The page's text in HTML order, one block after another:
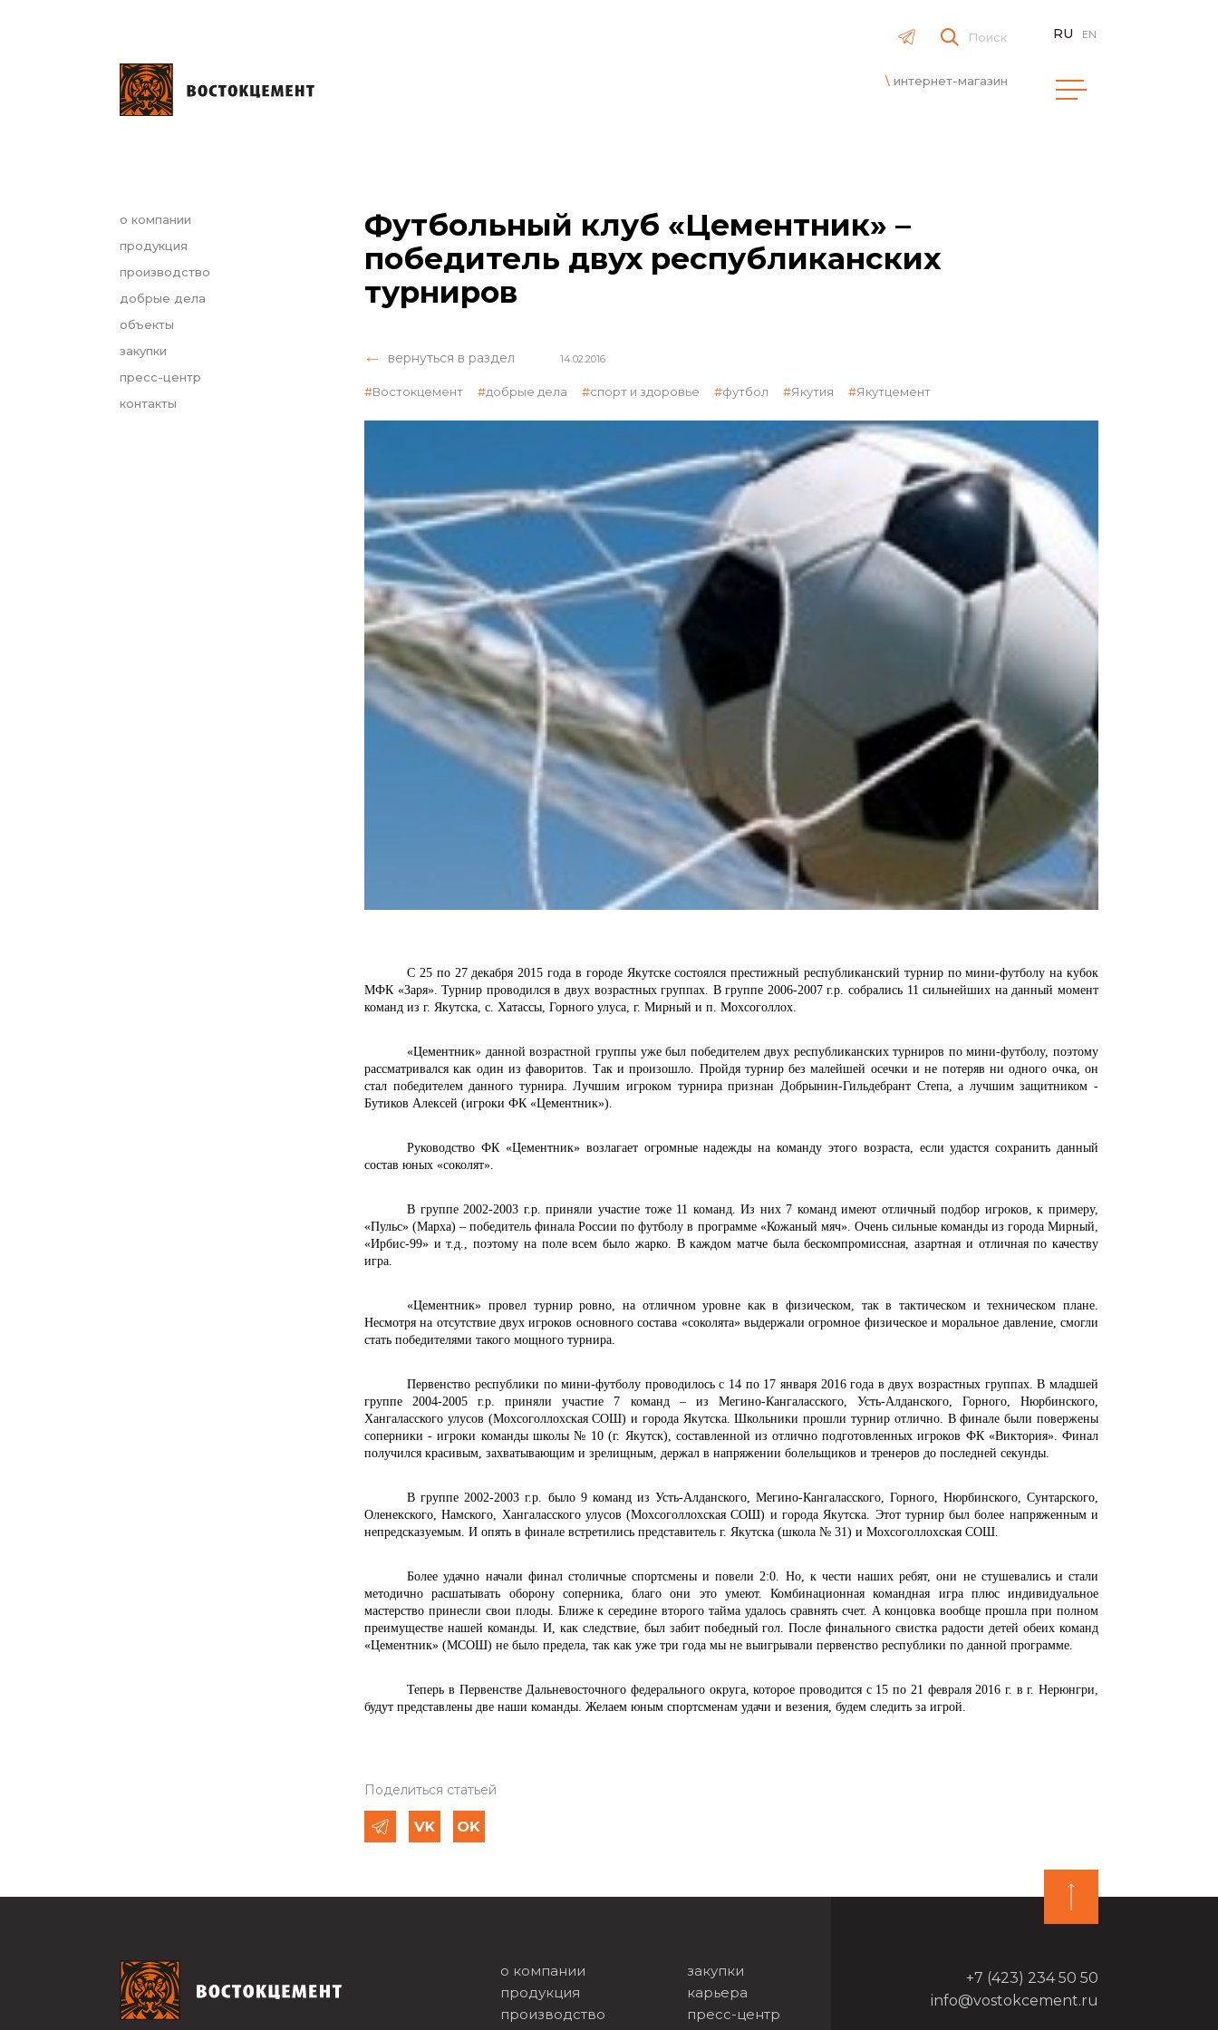
Поиск
интернет-магазин
RU EN
о компании
продукция
производство
добрые дела
объекты
закупки
пресс-центр
контакты
Футбольный клуб «Цементник» –
победитель двух республиканских
турниров
вернуться в раздел 14.02.2016
Востокцемент добрые дела спорт и здоровье футбол Якутия Якутцемент
С 25 по 27 декабря 2015 года в городе Якутске состоялся престижный республиканский турнир по мини-футболу на кубок
МФК «Заря». Турнир проводился в двух возрастных группах. В группе 2006-2007 г.р. собрались 11 сильнейших на данный момент
команд из г. Якутска, с. Хатассы, Горного улуса, г. Мирный и п. Мохсоголлох.
«Цементник» данной возрастной группы уже был победителем двух республиканских турниров по мини-футболу, поэтому
рассматривался как один из фаворитов. Так и произошло. Пройдя турнир без малейшей осечки и не потеряв ни одного очка, он
стал победителем данного турнира. Лучшим игроком турнира признан Добрынин-Гильдебрант Степа, а лучшим защитником -
Бутиков Алексей (игроки ФК «Цементник»).
Руководство ФК «Цементник» возлагает огромные надежды на команду этого возраста, если удастся сохранить данный
состав юных «соколят».
В группе 2002-2003 г.р. приняли участие тоже 11 команд. Из них 7 команд имеют отличный подбор игроков, к примеру,
«Пульс» (Марха) – победитель финала России по футболу в программе «Кожаный мяч». Очень сильные команды из города Мирный,
«Ирбис-99» и т.д., поэтому на поле всем было жарко. В каждом матче была бескомпромиссная, азартная и отличная по качеству
игра.
«Цементник» провел турнир ровно, на отличном уровне как в физическом, так в тактическом и техническом плане.
Несмотря на отсутствие двух игроков основного состава «соколята» выдержали огромное физическое и моральное давление, смогли
стать победителями такого мощного турнира.
Первенство республики по мини-футболу проводилось с 14 по 17 января 2016 года в двух возрастных группах. В младшей
группе 2004-2005 г.р. приняли участие 7 команд – из Мегино-Кангаласского, Усть-Алданского, Горного, Нюрбинского,
Хангаласского улусов (Мохсоголлохская СОШ) и города Якутска. Школьники прошли турнир отлично. В финале были повержены
соперники - игроки команды школы № 10 (г. Якутск), составленной из отлично подготовленных игроков ФК «Виктория». Финал
получился красивым, захватывающим и зрелищным, держал в напряжении болельщиков и тренеров до последней секунды.
В группе 2002-2003 г.р. было 9 команд из Усть-Алданского, Мегино-Кангаласского, Горного, Нюрбинского, Сунтарского,
Оленекского, Намского, Хангаласского улусов (Мохсоголлохская СОШ) и города Якутска. Этот турнир был более напряженным и
непредсказуемым. И опять в финале встретились представитель г. Якутска (школа № 31) и Мохсоголлохская СОШ.
Более удачно начали финал столичные спортсмены и повели 2:0. Но, к чести наших ребят, они не стушевались и стали
методично расшатывать оборону соперника, благо они это умеют. Комбинационная командная игра плюс индивидуальное
мастерство принесли свои плоды. Ближе к середине второго тайма удалось сравнять счет. А концовка вообще прошла при полном
преимуществе нашей команды. И, как следствие, был забит победный гол. После финального свистка радости детей обеих команд
«Цементник» (МСОШ) не было предела, так как уже три года мы не выигрывали первенство республики по данной программе.
Теперь в Первенстве Дальневосточного федерального округа, которое проводится с 15 по 21 февраля 2016 г. в г. Нерюнгри,
будут представлены две наши команды. Желаем юным спортсменам удачи и везения, будем следить за игрой.
Поделиться статьей
о компании
продукция
производство
закупки
карьера
пресс-центр
+7 (423) 234 50 50
info@vostokcement.ru